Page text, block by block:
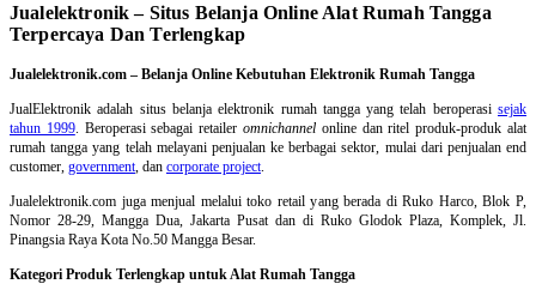
Jualelektronik – Situs Belanja Online Alat Rumah Tangga
Terpercaya Dan Terlengkap
Jualelektronik.com – Belanja Online Kebutuhan Elektronik Rumah Tangga
JualElektronik adalah situs belanja elektronik rumah tanggayang telah beroperasisejak
tahun 1999. Beroperasi sebagai retaileromnichannel online dan ritel produk-produk alat
rumah tangga yang telah melayani penjualan ke berbagai sektor, mulai dari penjualan end
customer, government , dan corporate project
Jualelektronik.com juga menjual melalui toko retail yang berada di Ruko Harco, Blok P,
Nomor 28-29, Mangga Dua, Jakarta Pusat dan di Ruko Glodok Plaza, Komplek, Jl.
Pinangsia Raya Kota No.50 Mangga Besar.
Kategori Produk Terlengkap untuk Alat Rumah Tangga